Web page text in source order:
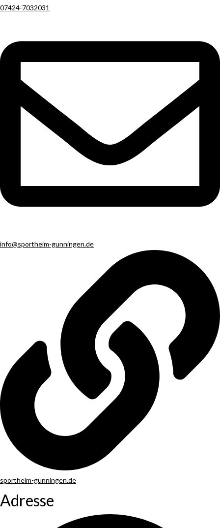
07424-7032031
info@sportheim-gunningen.de
sportheim-gunningen.de
Adresse